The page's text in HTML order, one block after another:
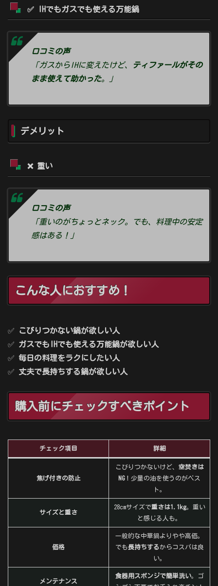
✅ IHでもガスでも使える万能鍋
口コミの声
「ガスからIHに変えたけど、
ティファールがその
まま使えて助かった。」
デメリット
❌ 重い
口コミの声
「重いのがちょっとネック。でも、料理中の安定
感はある！」
こんな人におすすめ！
✅
こびりつかない鍋が欲しい人
✅ ガスでもIHでも使える万能鍋が欲しい人
✅ 毎日の料理をラクにしたい人
✅ 丈夫で長持ちする鍋が欲しい人
購入前にチェックすべきポイント
チェック項目 詳細
焦げ付きの防止
こびりつかないけど、 空焚きは
NG！少量の油を使うのがベス
ト。
サイズと重さ
28cmサイズで重さは1.1kg。重い
と感じる人も。
価格
一般的な中華鍋よりやや高価。
でも長持ちするからコスパは良
い。
メンテナンス
食器用スポンジで簡単洗い。ゴ